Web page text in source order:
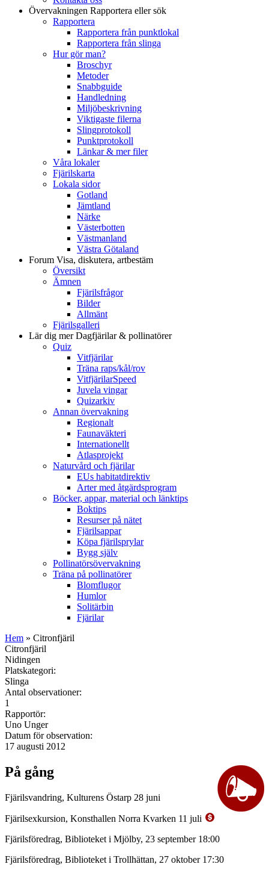
Övervakningen Rapportera eller sök
Rapportera
Rapportera från punktlokal
Rapportera från slinga
Hur gör man?
Broschyr
Metoder
Snabbguide
Handledning
Miljöbeskrivning
Viktigaste filerna
Slingprotokoll
Punktprotokoll
Länkar & mer filer
Våra lokaler
Fjärilskarta
Lokala sidor
Gotland
Jämtland
Närke
Västerbotten
Västmanland
Västra Götaland
Forum Visa, diskutera, artbestäm
Översikt
Ämnen
Fjärilsfrågor
Bilder
Allmänt
Fjärilsgalleri
Lär dig merDagfjärilar & pollinatörer
Quiz
Vitfjärilar
Träna raps/kål/rov
VitfjärilarSpeed
Juvela vingar
Quizarkiv
Annan övervakning
Regionalt
Faunaväkteri
Internationellt
Atlasprojekt
Naturvård och fjärilar
EUs habitatdirektiv
Arter med åtgärdsprogram
Böcker, appar, material och länktips
Boktips
Resurser på nätet
Fjärilsappar
Köpa fjärilsprylar
Bygg själv
Pollinatörsövervakning
Träna på pollinatörer
Blomflugor
Humlor
Solitärbin
Fjärilar
Hem » Citronfjäril
Citronfjäril
Nidingen
Platskategori:
Slinga
Antal observationer:
1
Rapportör:
Uno Unger
Datum för observation:
17 augusti 2012
På gång
Fjärilsvandring, Kulturens Östarp 28 juni
Fjärilsexkursion, Konsthallen Norra Kvarken 11 juli
Fjärilsföredrag, Biblioteket i Mjölby, 23 september 18:00
Fjärilsföredrag, Biblioteket i Trollhättan, 27 oktober 17:30